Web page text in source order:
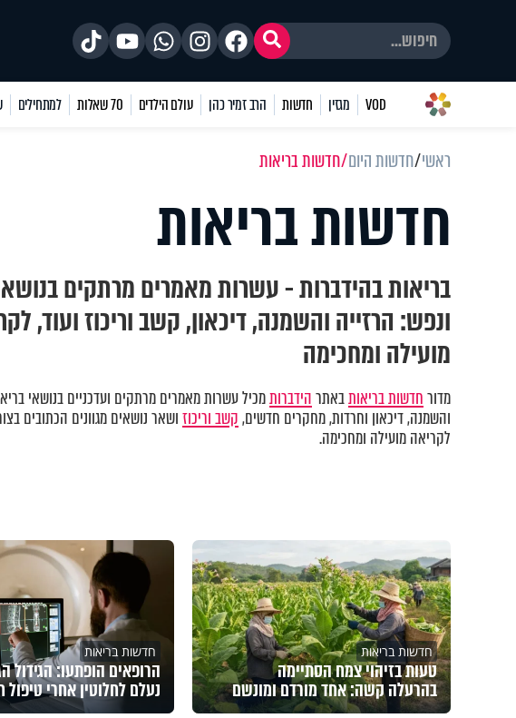
VOD מגזין חדשות הרב זמיר כהן עולם הילדים 70 שאלות למתחילים
ראשי חדשות היום חדשות בריאות
חדשות בריאות
בריאות בהידברות - עשרות מאמרים מרתקים
ונפש: הרזייה והשמנה, דיכאון, קשב וריכוז ועוד,
מועילה ומחכימה
מדורחדשות בריאותבאתרהידברותמכיל עשרות מאמרים מרתקים ועדכניים בנושאי
והשמנה, דיכאון וחרדות,מחקרים חדשים,קשב וריכוזושאר נושאים מגוונים הכתובים
לקריאה מועילה ומחכימה.
חדשות בריאות
טעות בזיהוי צמח הסתיימה
בהרעלה קשה: אחד מורדם ומונשם
חדשות בריאות
הרופאים הופתעו: הגידול
נעלם לחלוטין אחרי טיפול